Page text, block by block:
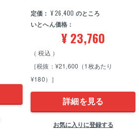
定価： ¥26,400 のところ
いとへん価格：
¥23,760
税込
［税抜：¥21,600（1枚あたり
¥180）］
詳細を見る
お気に入りに登録する